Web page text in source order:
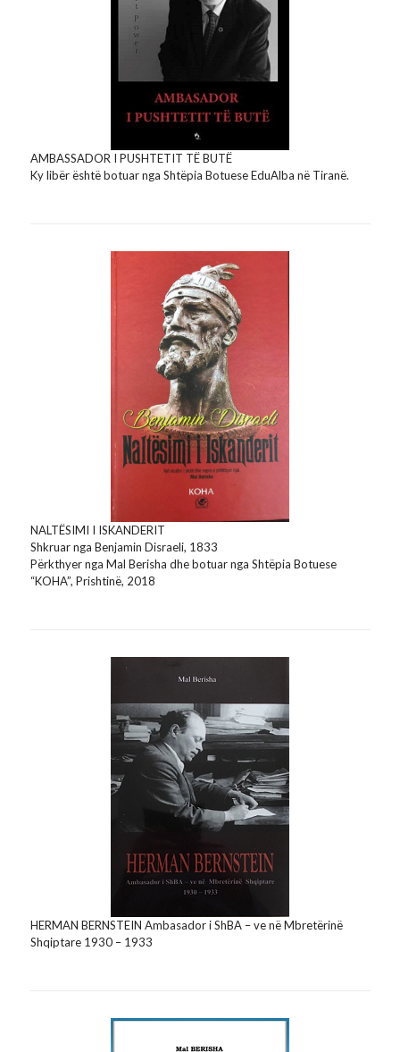
AMBASSADOR I PUSHTETIT TË BUTË
Ky libër është botuar nga Shtëpia Botuese EduAlba në Tiranë.
NALTËSIMI I ISKANDERIT
Shkruar nga Benjamin Disraeli, 1833
Përkthyer nga Mal Berisha dhe botuar nga Shtëpia Botuese
“KOHA”, Prishtinë, 2018
HERMAN BERNSTEIN Ambasador i ShBA – ve në Mbretërinë
Shqiptare 1930 – 1933